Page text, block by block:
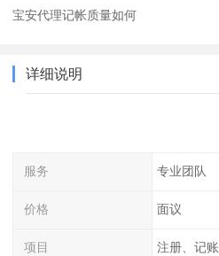
宝安代理记帐质量如何
详细说明
服务 专业团队
价格 面议
项目 注册、记账